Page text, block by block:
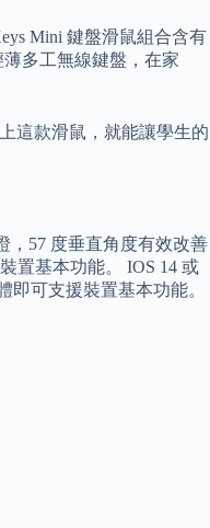
Mini 鍵盤滑鼠組合含有
多工無線鍵盤，在家
這款滑鼠，就能讓學生的
，57 度垂直角度有效改善
置基本功能。 IOS 14 或
即可支援裝置基本功能。